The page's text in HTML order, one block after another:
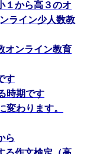
１から高３のオ
ライン少人数教
オンライン教育
す
時期です
わります。
ら